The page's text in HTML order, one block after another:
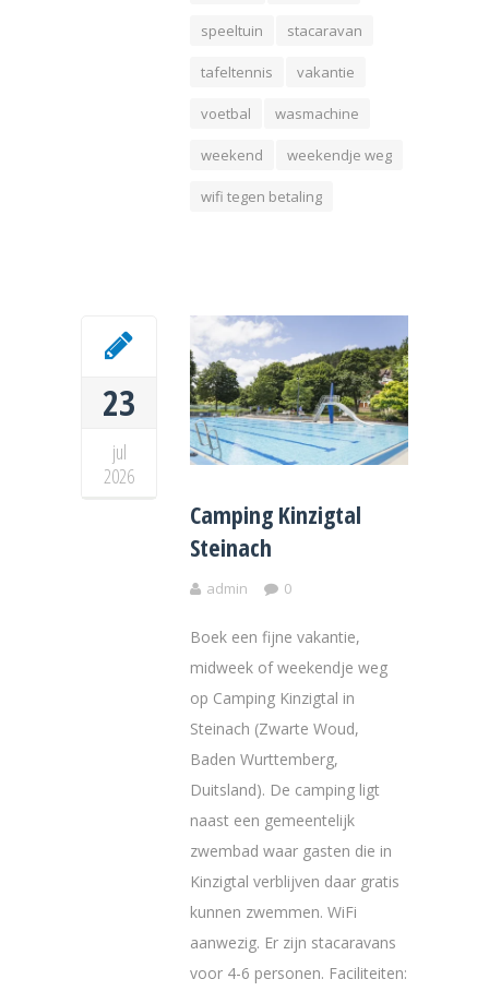
speeltuin stacaravan
tafeltennis vakantie
voetbal wasmachine
weekend weekendje weg
wifi tegen betaling
23
jul
2026
Camping Kinzigtal
Steinach
admin 0
Boek een fijne vakantie,
midweek of weekendje weg
op Camping Kinzigtal in
Steinach (Zwarte Woud,
Baden Wurttemberg,
Duitsland). De camping ligt
naast een gemeentelijk
zwembad waar gasten die in
Kinzigtal verblijven daar gratis
kunnen zwemmen. WiFi
aanwezig. Er zijn stacaravans
voor 4-6 personen. Faciliteiten: